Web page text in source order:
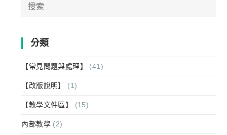
Search
分類
【常見問題與處理】 (41)
【改版說明】 (1)
【教學文件區】 (15)
內部教學 (2)